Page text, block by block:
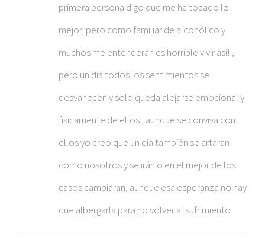
primera persona digo que me ha tocado lo
mejor, pero como familiar de alcohólico y
muchos me entenderán es horrible vivir así!!,
pero un día todos los sentimientos se
desvanecen y solo queda alejarse emocional y
físicamente de ellos , aunque se conviva con
ellos yo creo que un día también se artaran
como nosotros y se irán o en el mejor de los
casos cambiaran, aunque esa esperanza no hay
que albergarla para no volver al sufrimiento